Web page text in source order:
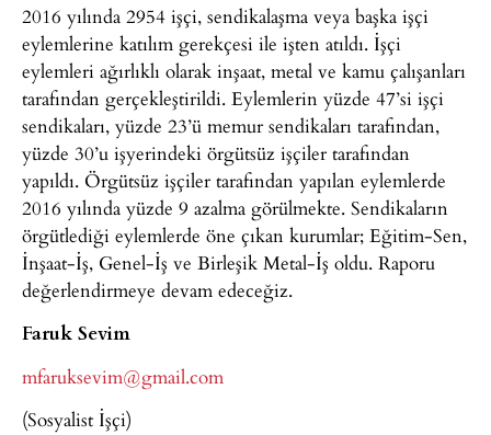
2016 yılında 2954 işçi, sendikalaşma veya başka işçi
eylemlerine katılım gerekçesi ile işten atıldı. İşçi
eylemleri ağırlıklı olarak inşaat, metal ve kamu çalışanları
tarafından gerçekleştirildi. Eylemlerin yüzde 47’si işçi
sendikaları, yüzde 23’ü memur sendikaları tarafından,
yüzde 30’u işyerindeki örgütsüz işçiler tarafından
yapıldı. Örgütsüz işçiler tarafından yapılan eylemlerde
2016 yılında yüzde 9 azalma görülmekte. Sendikaların
örgütlediği eylemlerde öne çıkan kurumlar; Eğitim-Sen,
İnşaat-İş, Genel-İş ve Birleşik Metal-İş oldu. Raporu
değerlendirmeye devam edeceğiz.
Faruk Sevim
mfaruksevim@gmail.com
(Sosyalist İşçi)